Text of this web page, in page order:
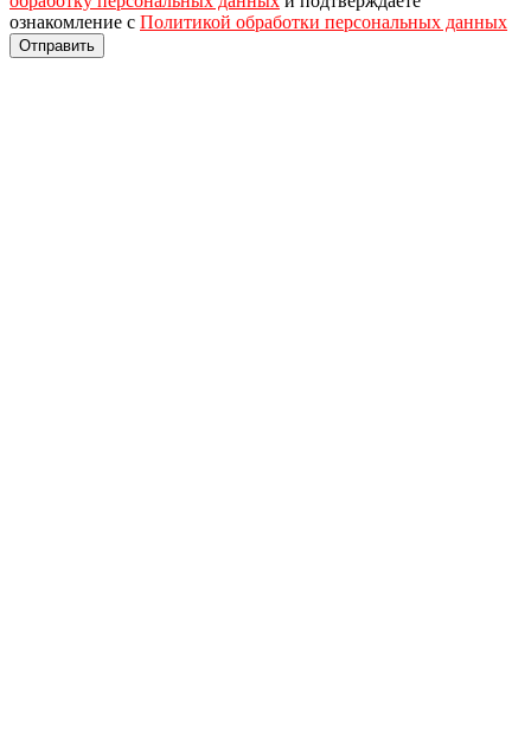
ознакомление с Политикой обработки персональных данных